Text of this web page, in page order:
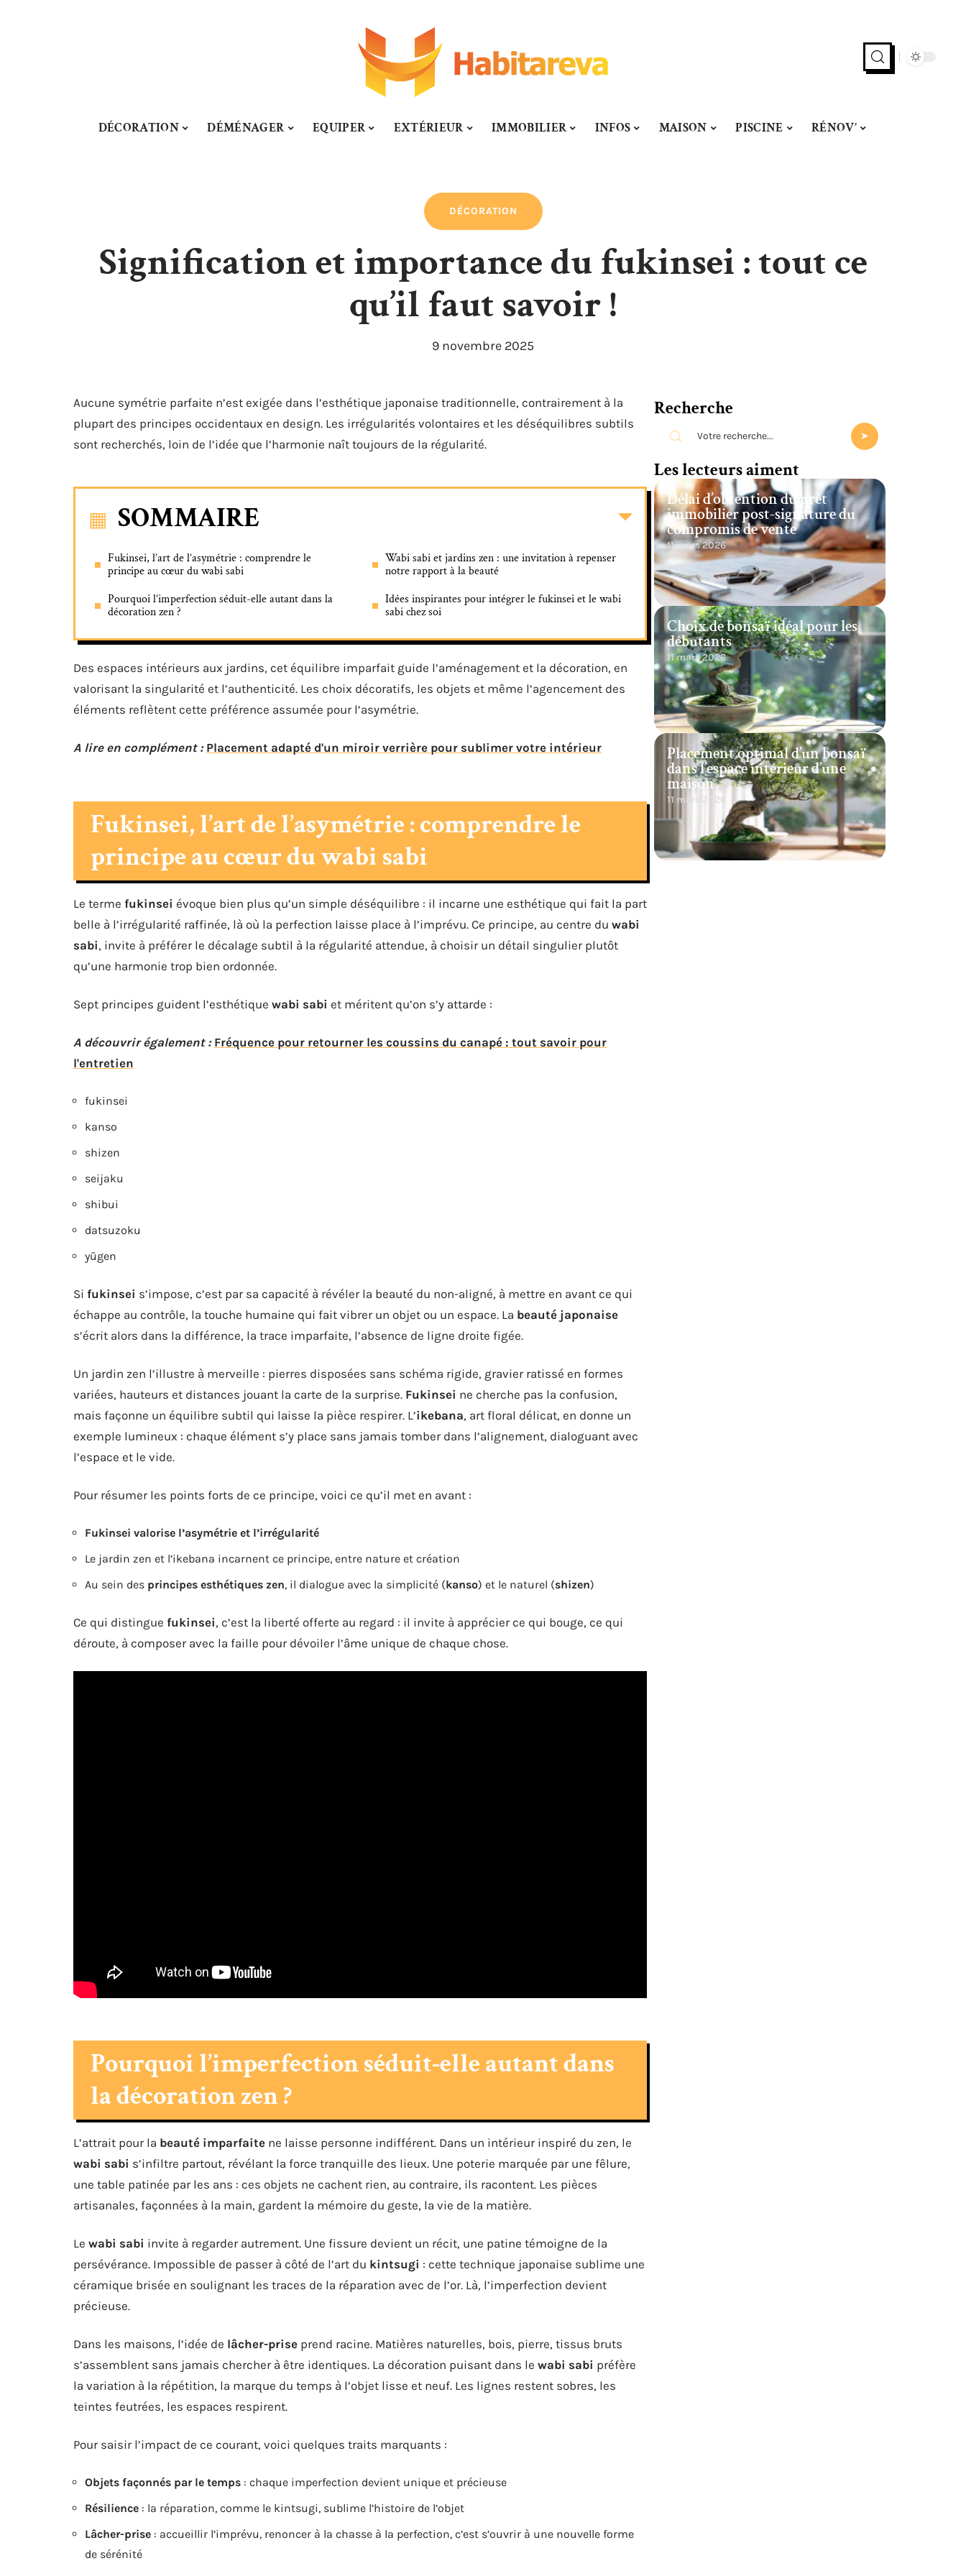
DÉCORATION DÉMÉNAGER EQUIPER EXTÉRIEUR IMMOBILIER INFOS MAISON PISCINE RÉNOV’
DÉCORATION
Signification et importance du fukinsei : tout ce
qu’il faut savoir !
9 novembre 2025
Aucune symétrie parfaite n’est exigée dans l’esthétique japonaise traditionnelle, contrairement à la
plupart des principes occidentaux en design. Les irrégularités volontaires et les déséquilibres subtils
sont recherchés, loin de l’idée que l’harmonie naît toujours de la régularité.
SOMMAIRE
Fukinsei, l’art de l’asymétrie : comprendre le
principe au cœur du wabi sabi
Pourquoi l’imperfection séduit-elle autant dans la
décoration zen ?
Wabi sabi et jardins zen : une invitation à repenser
notre rapport à la beauté
Idées inspirantes pour intégrer le fukinsei et le wabi
sabi chez soi
Des espaces intérieurs aux jardins, cet équilibre imparfait guide l’aménagement et la décoration, en
valorisant la singularité et l’authenticité. Les choix décoratifs, les objets et même l’agencement des
éléments reflètent cette préférence assumée pour l’asymétrie.
A lire en complément : Placement adapté d'un miroir verrière pour sublimer votre intérieur
Fukinsei, l’art de l’asymétrie : comprendre le
principe au cœur du wabi sabi
Le terme fukinsei évoque bien plus qu’un simple déséquilibre : il incarne une esthétique qui fait la part
belle à l’irrégularité raffinée, là où la perfection laisse place à l’imprévu. Ce principe, au centre du wabi
sabi, invite à préférer le décalage subtil à la régularité attendue, à choisir un détail singulier plutôt
qu’une harmonie trop bien ordonnée.
Sept principes guident l’esthétique wabi sabi et méritent qu’on s’y attarde :
A découvrir également : Fréquence pour retourner les coussins du canapé : tout savoir pour
l'entretien
fukinsei
kanso
shizen
seijaku
shibui
datsuzoku
yūgen
Si fukinsei s’impose, c’est par sa capacité à révéler la beauté du non-aligné, à mettre en avant ce qui
échappe au contrôle, la touche humaine qui fait vibrer un objet ou un espace. La beauté japonaise
s’écrit alors dans la différence, la trace imparfaite, l’absence de ligne droite figée.
Un jardin zen l’illustre à merveille : pierres disposées sans schéma rigide, gravier ratissé en formes
variées, hauteurs et distances jouant la carte de la surprise. Fukinsei ne cherche pas la confusion,
mais façonne un équilibre subtil qui laisse la pièce respirer. L’ikebana, art floral délicat, en donne un
exemple lumineux : chaque élément s’y place sans jamais tomber dans l’alignement, dialoguant avec
l’espace et le vide.
Pour résumer les points forts de ce principe, voici ce qu’il met en avant :
Fukinsei valorise l’asymétrie et l’irrégularité
Le jardin zen et l’ikebana incarnent ce principe, entre nature et création
Au sein des principes esthétiques zen, il dialogue avec la simplicité (kanso) et le naturel (shizen)
Ce qui distingue fukinsei, c’est la liberté offerte au regard : il invite à apprécier ce qui bouge, ce qui
déroute, à composer avec la faille pour dévoiler l’âme unique de chaque chose.
Pourquoi l’imperfection séduit-elle autant dans
la décoration zen ?
L’attrait pour la beauté imparfaite ne laisse personne indifférent. Dans un intérieur inspiré du zen, le
wabi sabi s’infiltre partout, révélant la force tranquille des lieux. Une poterie marquée par une fêlure,
une table patinée par les ans : ces objets ne cachent rien, au contraire, ils racontent. Les pièces
artisanales, façonnées à la main, gardent la mémoire du geste, la vie de la matière.
Le wabi sabi invite à regarder autrement. Une fissure devient un récit, une patine témoigne de la
persévérance. Impossible de passer à côté de l’art du kintsugi : cette technique japonaise sublime une
céramique brisée en soulignant les traces de la réparation avec de l’or. Là, l’imperfection devient
précieuse.
Dans les maisons, l’idée de lâcher-prise prend racine. Matières naturelles, bois, pierre, tissus bruts
s’assemblent sans jamais chercher à être identiques. La décoration puisant dans le wabi sabi préfère
la variation à la répétition, la marque du temps à l’objet lisse et neuf. Les lignes restent sobres, les
teintes feutrées, les espaces respirent.
Pour saisir l’impact de ce courant, voici quelques traits marquants :
Objets façonnés par le temps : chaque imperfection devient unique et précieuse
Résilience : la réparation, comme le kintsugi, sublime l’histoire de l’objet
Lâcher-prise : accueillir l’imprévu, renoncer à la chasse à la perfection, c’est s’ouvrir à une nouvelle forme
de sérénité
Recherche
Les lecteurs aiment
Délai d’obtention du prêt
immobilier post-signature du
compromis de vente
11 mars 2026
Choix de bonsaï idéal pour les
débutants
11 mars 2026
Placement optimal d’un bonsaï
dans l’espace intérieur d’une
maison
11 mars 2026